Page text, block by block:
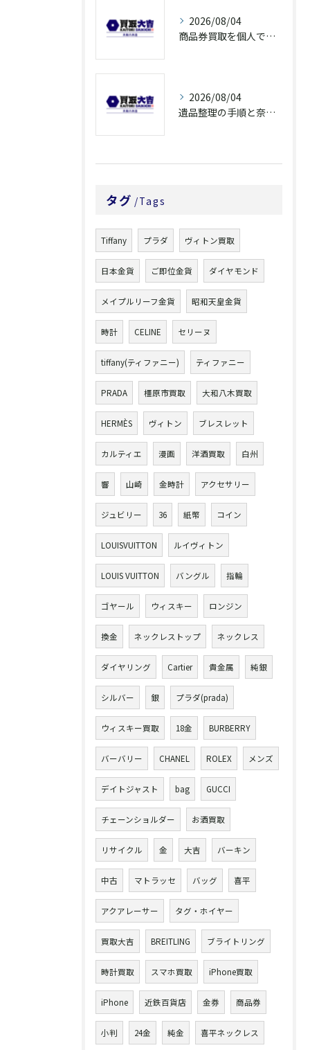
2026/08/04
商品券買取を個人で利用する際の奈良県橿原市で知っておきたい高換金ポイント
2026/08/04
遺品整理の手順と奈良県橿原市で無駄なく片付ける方法とごみ処分ポイント
タグ Tags
Tiffany プラダ ヴィトン買取
日本金貨 ご即位金貨 ダイヤモンド
メイプルリーフ金貨 昭和天皇金貨
時計 CELINE セリーヌ
tiffany(ティファニー) ティファニー
PRADA 橿原市買取 大和八木買取
HERMÈS ヴィトン ブレスレット
カルティエ 漫画 洋酒買取 白州
響 山崎 金時計 アクセサリー
ジュビリー 36 紙幣 コイン
LOUISVUITTON ルイヴィトン
LOUIS VUITTON バングル 指輪
ゴヤール ウィスキー ロンジン
換金 ネックレストップ ネックレス
ダイヤリング Cartier 貴金属 純銀
シルバー 銀 プラダ(prada)
ウィスキー買取 18金 BURBERRY
バーバリー CHANEL ROLEX メンズ
デイトジャスト bag GUCCI
チェーンショルダー お酒買取
リサイクル 金 大吉 バーキン
中古 マトラッセ バッグ 喜平
アクアレーサー タグ・ホイヤー
買取大吉 BREITLING ブライトリング
時計買取 スマホ買取 iPhone買取
iPhone 近鉄百貨店 金券 商品券
小判 24金 純金 喜平ネックレス